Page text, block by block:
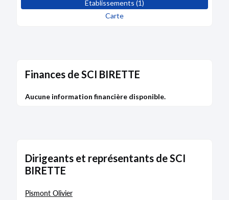
Etablissements (1)
Carte
Finances de SCI BIRETTE
Aucune information financière disponible.
Dirigeants et représentants de SCI
BIRETTE
Pismont Olivier